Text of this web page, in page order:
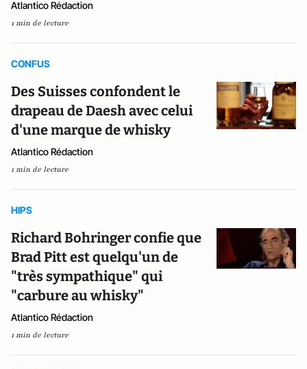
Atlantico Rédaction
1 min de lecture
CONFUS
Des Suisses confondent le
drapeau de Daesh avec celui
d'une marque de whisky
Atlantico Rédaction
1 min de lecture
HIPS
Richard Bohringer confie que
Brad Pitt est quelqu'un de
"très sympathique" qui
"carbure au whisky"
Atlantico Rédaction
1 min de lecture